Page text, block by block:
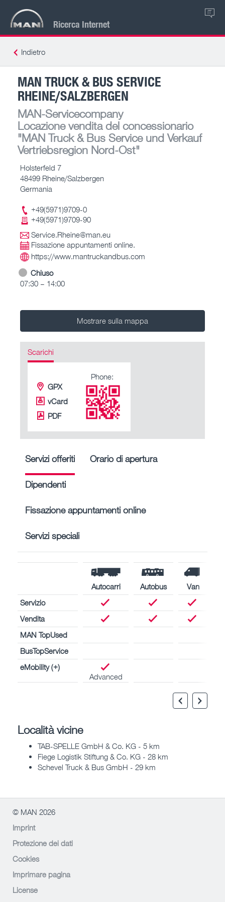
Ricerca Internet
IT
Indietro
MAN TRUCK & BUS SERVICE
RHEINE/SALZBERGEN
MAN-Servicecompany
Locazione vendita del concessionario
"MAN Truck & Bus Service und Verkauf
Vertriebsregion Nord-Ost"
Holsterfeld 7
48499 Rheine/Salzbergen
Germania
+49(5971)9709-0
+49(5971)9709-90
Service.Rheine@man.eu
Fissazione appuntamenti online.
https://www.mantruckandbus.com
Chiuso
07:30 – 14:00
Mostrare sulla mappa
Scarichi
GPX
vCard
PDF
Phone:
Servizi offeriti Orario di apertura
Dipendenti
Fissazione appuntamenti online
Servizi speciali
Autocarri Autobus
Van
Servizio
Vendita
MAN TopUsed
BusTopService
eMobility (+)
Advanced
Località vicine
TAB-SPELLE GmbH & Co. KG - 5 km
Fiege Logistik Stiftung & Co. KG - 28 km
Schevel Truck & Bus GmbH - 29 km
© MAN 2026
Imprint
Protezione dei dati
Cookies
Imprimare pagina
License